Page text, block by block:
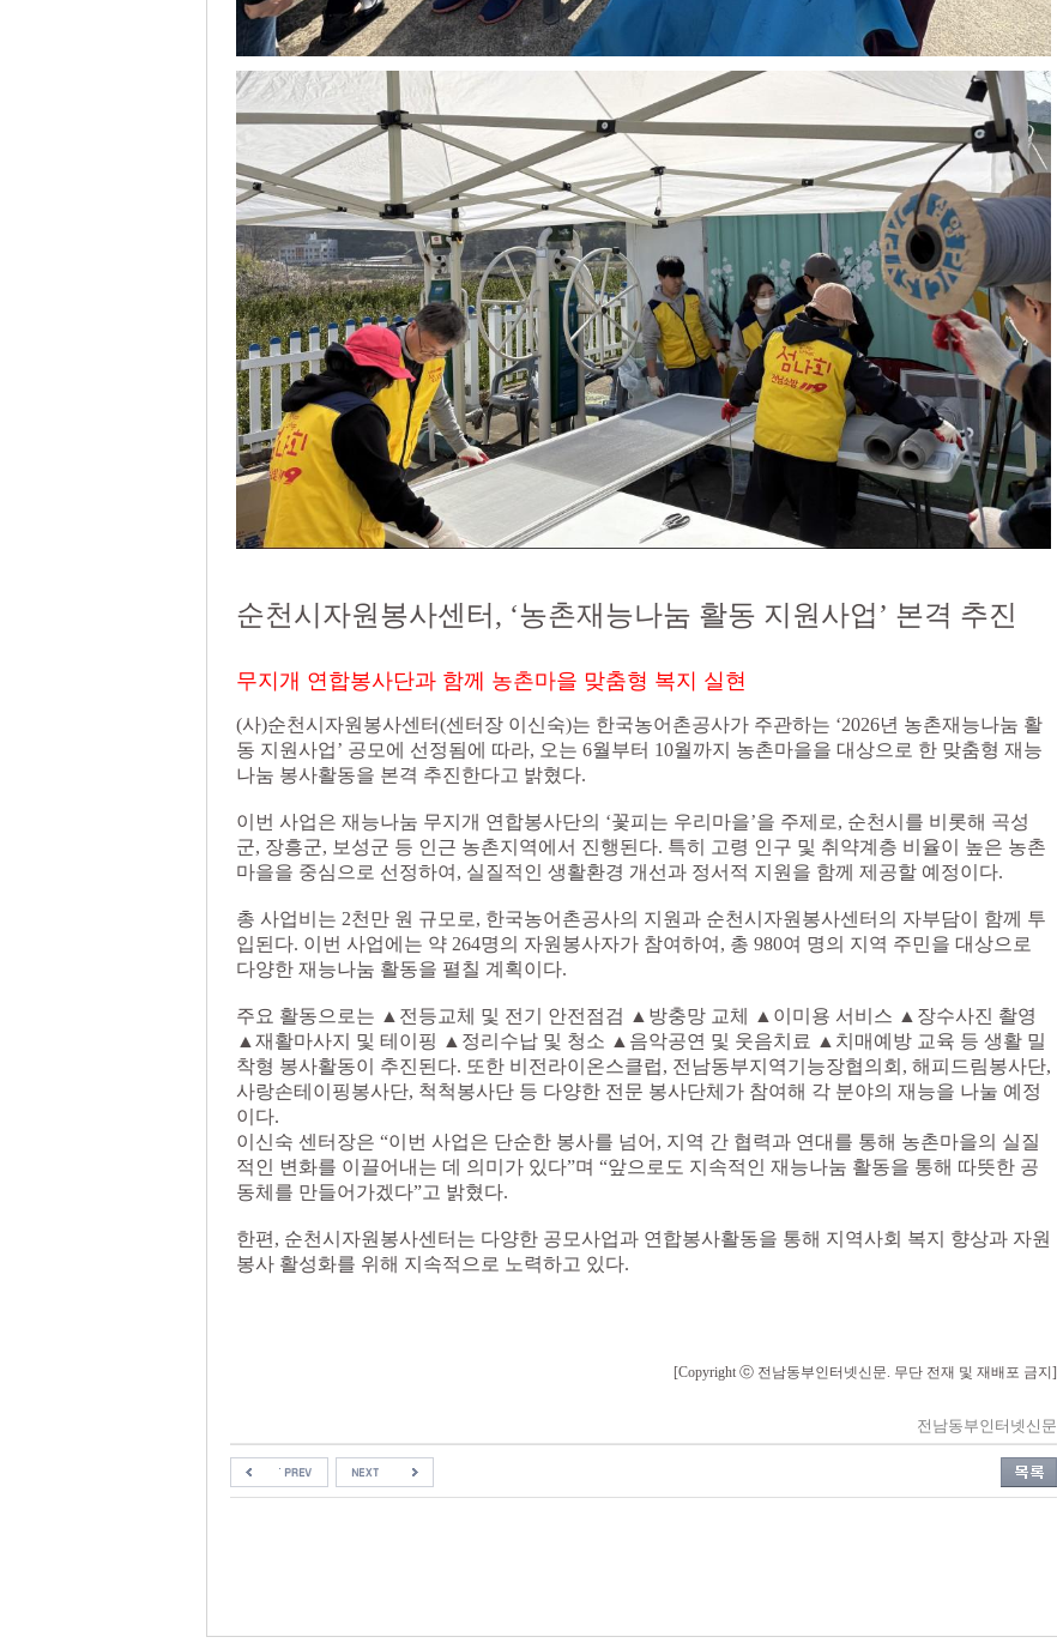
순천시자원봉사센터, ‘농촌재능나눔 활동 지원사업’ 본격 추진
무지개 연합봉사단과 함께 농촌마을 맞춤형 복지 실현
(사)순천시자원봉사센터(센터장 이신숙)는 한국농어촌공사가 주관하는 ‘2026년 농촌재능나눔 활
동 지원사업’ 공모에 선정됨에 따라, 오는 6월부터 10월까지 농촌마을을 대상으로 한 맞춤형 재능
나눔 봉사활동을 본격 추진한다고 밝혔다.
이번 사업은 재능나눔 무지개 연합봉사단의 ‘꽃피는 우리마을’을 주제로, 순천시를 비롯해 곡성
군, 장흥군, 보성군 등 인근 농촌지역에서 진행된다. 특히 고령 인구 및 취약계층 비율이 높은 농촌
마을을 중심으로 선정하여, 실질적인 생활환경 개선과 정서적 지원을 함께 제공할 예정이다.
총 사업비는 2천만 원 규모로, 한국농어촌공사의 지원과 순천시자원봉사센터의 자부담이 함께 투
입된다. 이번 사업에는 약 264명의 자원봉사자가 참여하여, 총 980여 명의 지역 주민을 대상으로
다양한 재능나눔 활동을 펼칠 계획이다.
주요 활동으로는 ▲전등교체 및 전기 안전점검 ▲방충망 교체 ▲이미용 서비스 ▲장수사진 촬영
▲재활마사지 및 테이핑 ▲정리수납 및 청소 ▲음악공연 및 웃음치료 ▲치매예방 교육 등 생활 밀
착형 봉사활동이 추진된다. 또한 비전라이온스클럽, 전남동부지역기능장협의회, 해피드림봉사단,
사랑손테이핑봉사단, 척척봉사단 등 다양한 전문 봉사단체가 참여해 각 분야의 재능을 나눌 예정
이다.
이신숙 센터장은 “이번 사업은 단순한 봉사를 넘어, 지역 간 협력과 연대를 통해 농촌마을의 실질
적인 변화를 이끌어내는 데 의미가 있다”며 “앞으로도 지속적인 재능나눔 활동을 통해 따뜻한 공
동체를 만들어가겠다”고 밝혔다.
한편, 순천시자원봉사센터는 다양한 공모사업과 연합봉사활동을 통해 지역사회 복지 향상과 자원
봉사 활성화를 위해 지속적으로 노력하고 있다.
[Copyright ⓒ 전남동부인터넷신문. 무단 전재 및 재배포 금지]
전남동부인터넷신문